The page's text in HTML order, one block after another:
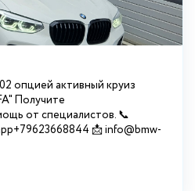
опцией активный круиз
Получите
от специалистов. 📞
📩 info@bmw-